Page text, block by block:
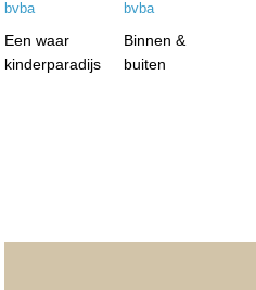
Een waar
kinderparadijs
Binnen &
buiten